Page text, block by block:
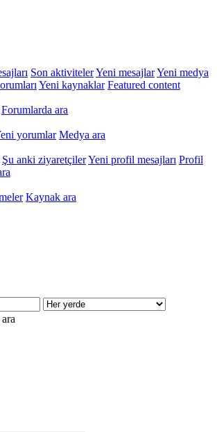
Son aktivitelerYeni mesajlarYeni medya
Yeni kaynaklar Featured content
Forumlarda ara
yorumlar Medya ara
Şu anki ziyaretçilerYeni profil mesajları Profil
Kaynak ara
ara